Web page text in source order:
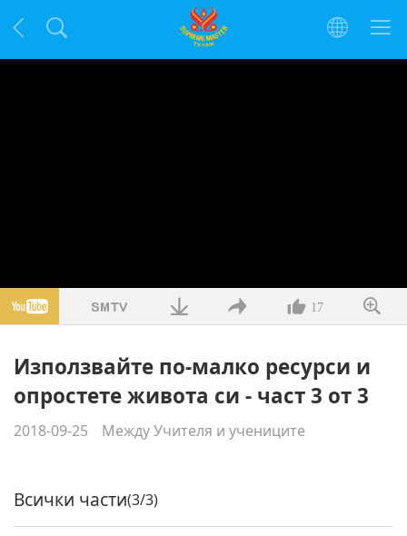
17
Използвайте по-малко ресурси и
опростете живота си - част 3 от 3
2018-09-25 Между Учителя и учениците
Всички части(3/3)